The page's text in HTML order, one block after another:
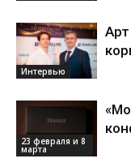
Интервью
23 февраля и 8
марта